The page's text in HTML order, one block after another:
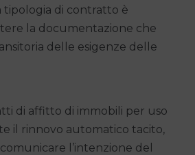
tipologia di contratto è
la documentazione che
delle esigenze delle
di affitto di immobili per uso
il rinnovo automatico tacito,
l’intenzione del